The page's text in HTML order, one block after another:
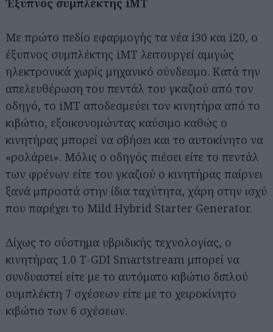
Με πρώτο πεδίο εφαρμογής τα νέα i30 και i20, ο
έξυπνος συμπλέκτης iMT λειτουργεί αμιγώς
ηλεκτρονικά χωρίς μηχανικό σύνδεσμο. Κατά την
απελευθέρωση του πεντάλ του γκαζιού από τον
οδηγό, το iMT αποδεσμεύει τον κινητήρα από το
κιβώτιο, εξοικονομώντας καύσιμο καθώς ο
κινητήρας μπορεί να σβήσει και το αυτοκίνητο να
«ρολάρει». Μόλις ο οδηγός πιέσει είτε το πεντάλ
των φρένων είτε του γκαζιού ο κινητήρας παίρνει
ξανά μπροστά στην ίδια ταχύτητα, χάρη στην ισχύ
που παρέχει το Mild Hybrid Starter Generator.
Δίχως το σύστημα υβριδικής τεχνολογίας, ο
κινητήρας 1.0 T-GDI Smartstream μπορεί να
συνδυαστεί είτε με το αυτόματο κιβώτιο διπλού
συμπλέκτη 7 σχέσεων είτε με το χειροκίνητο
κιβώτιο των 6 σχέσεων.